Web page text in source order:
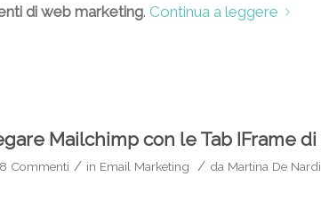
di web marketing. Continua a leggere
Mailchimp con le Tab IFrame di
8 Commenti / in Email Marketing / da Martina De Nardi